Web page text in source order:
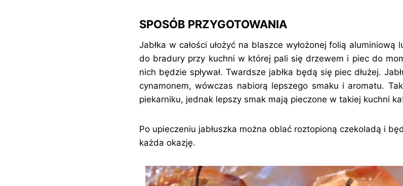
SPOSÓB PRZYGOTOWANIA
Jabłka w całości ułożyć na blaszce wyłożonej folią
do bradury przy kuchni w której pali się drzewem i piec do
nich będzie spływał. Twardsze jabłka będą się piec dłużej.
cynamonem, wówczas nabiorą lepszego smaku i aromatu.
piekarniku, jednak lepszy smak mają pieczone w takiej kuchni
Po upieczeniu jabłuszka można oblać roztopioną czekoladą i
każda okazję.